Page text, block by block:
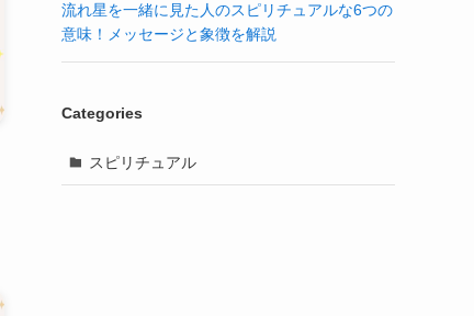
流れ星を一緒に見た人のスピリチュアルな6つの
意味！メッセージと象徴を解説
Categories
スピリチュアル